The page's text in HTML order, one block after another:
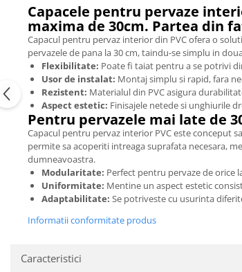
Capacele pentru pervaze
maxima de 30cm. Partea din
Capacul pentru pervaz interior din PVC ofera o
pervazele de pana la 30 cm, taindu-se simplu in
Flexibilitate: Poate fi taiat pentru a se potrivi
Usor de instalat: Montaj simplu si rapid, fara
Rezistent: Materialul din PVC asigura
Aspect estetic: Finisajele netede si unghiurile
Pentru pervazele mai late de
Capacul pentru pervaz interior PVC este conceput
permite sa acoperiti intreaga suprafata necesara,
dumneavoastra.
Modularitate: Perfect pentru pervaze de orice
Uniformitate: Mentine un aspect estetic
Adaptabilitate: Se potriveste cu usurinta
Informatii conformitate produs
Caracteristici